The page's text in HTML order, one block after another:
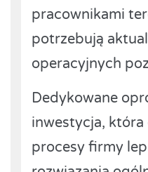
pracownikami
potrzebują
operacyjnych
Dedykowane
inwestycja, która
procesy firmy